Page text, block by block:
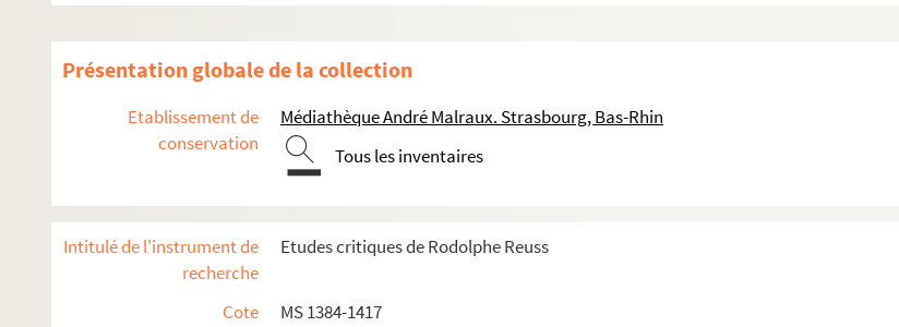
Présentation globale de la collection
Etablissement de
conservation
Médiathèque André Malraux. Strasbourg, Bas-Rhin
Tous les inventaires
Intitulé de l'instrument de
recherche
Etudes critiques de Rodolphe Reuss
Cote
MS 1384-1417
Kettner, D. Meiselocker
Lambs, Abeylauben im Elsass
Larnac, Chants de la Réforme
Roehrich, Evel von Morsbronn
Hofmann, Gesch. der Inguisition, II.